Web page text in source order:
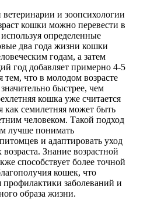
и зоопсихологии
кошки можно перевести в
определенные
два года жизни кошки
годам, а затем
год добавляет примерно 4-5
тем, что в молодом возрасте
быстрее, чем
кошка уже считается
как семилетняя может быть
человеком. Такой подход
лучше понимать
и адаптировать уход
Знание возрастной
способствует более точной
кошек, что
заболеваний и
образа жизни.